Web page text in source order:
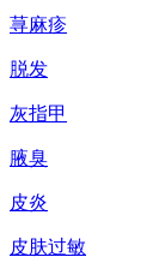
荨麻疹
脱发
灰指甲
腋臭
皮炎
皮肤过敏